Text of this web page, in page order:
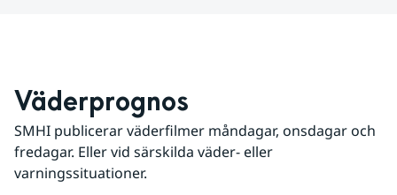
Väderprognos
SMHI publicerar väderfilmer måndagar, onsdagar och
fredagar. Eller vid särskilda väder- eller
varningssituationer.